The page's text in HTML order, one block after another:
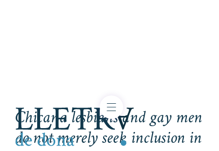
Chicana lesbians and gay men
do not merely seek inclusion in